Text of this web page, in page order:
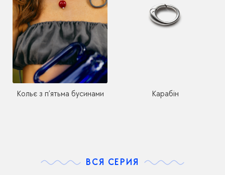
Кольє з п’ятьма бусинами Карабін
ВСЯ СЕРИЯ